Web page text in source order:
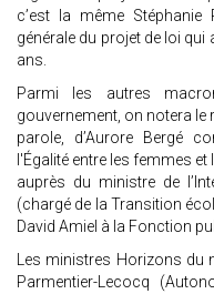
c’est la même
générale du projet de loi qui
ans.
Parmi les autres
gouvernement, on notera
parole, d’Aurore Bergé
l'Égalité entre les femmes
auprès du ministre de
(chargé de la Transition
David Amiel à la Fonction
Les ministres Horizons du
Parmentier-Lecocq